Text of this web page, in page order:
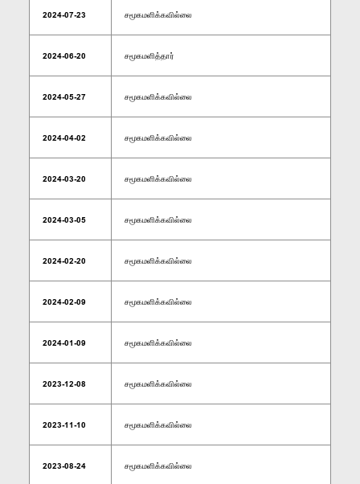
2024-07-23 சமூகமளிக்கவில்லை
2024-06-20 சமூகமளித்தார்
2024-05-27 சமூகமளிக்கவில்லை
2024-04-02 சமூகமளிக்கவில்லை
2024-03-20 சமூகமளிக்கவில்லை
2024-03-05 சமூகமளிக்கவில்லை
2024-02-20 சமூகமளிக்கவில்லை
2024-02-09 சமூகமளிக்கவில்லை
2024-01-09 சமூகமளிக்கவில்லை
2023-12-08 சமூகமளிக்கவில்லை
2023-11-10 சமூகமளிக்கவில்லை
2023-08-24 சமூகமளிக்கவில்லை